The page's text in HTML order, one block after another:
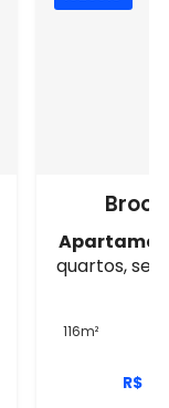
quartos,
116m²
R$